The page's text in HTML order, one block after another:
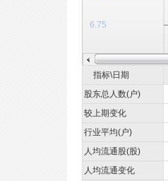
6.75
指标\日期
股东总人数(户)
较上期变化
行业平均(户)
人均流通股(股)
人均流通变化